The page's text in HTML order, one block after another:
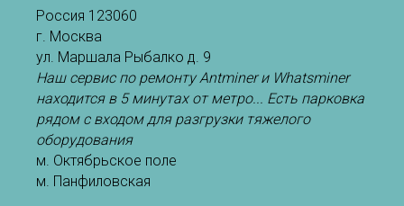
Россия 123060
г. Москва
ул. Маршала Рыбалко д. 9
Наш сервис по ремонту Antminer и Whatsminer
находится в 5 минутах от метро... Есть парковка
рядом с входом для разгрузки тяжелого
оборудования
м. Октябрьское поле
м. Панфиловская